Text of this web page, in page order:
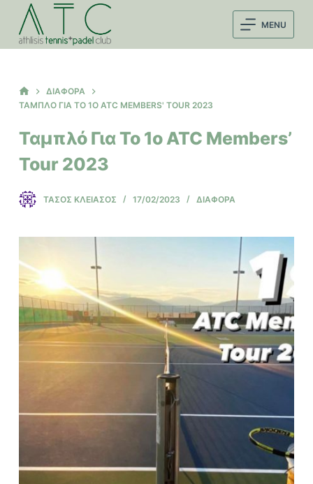
ε
τ
β
α
σ
ο
ε
χ
ό
μ
ε
MENU
ΑΡΧΙΚΉ
ΣΕΛΊΔΑ
ΔΙΆΦΟΡΑ
ΤΑΜΠΛΌ ΓΙΑ ΤΟ 1Ο ATC MEMBERS' TOUR 2023
Ταμπλό Για Το 1ο ATC Members’
Tour 2023
ΤΆΣΟΣ ΚΛΕΙΆΣΟΣ 17/02/2023 ΔΙΆΦΟΡΑ